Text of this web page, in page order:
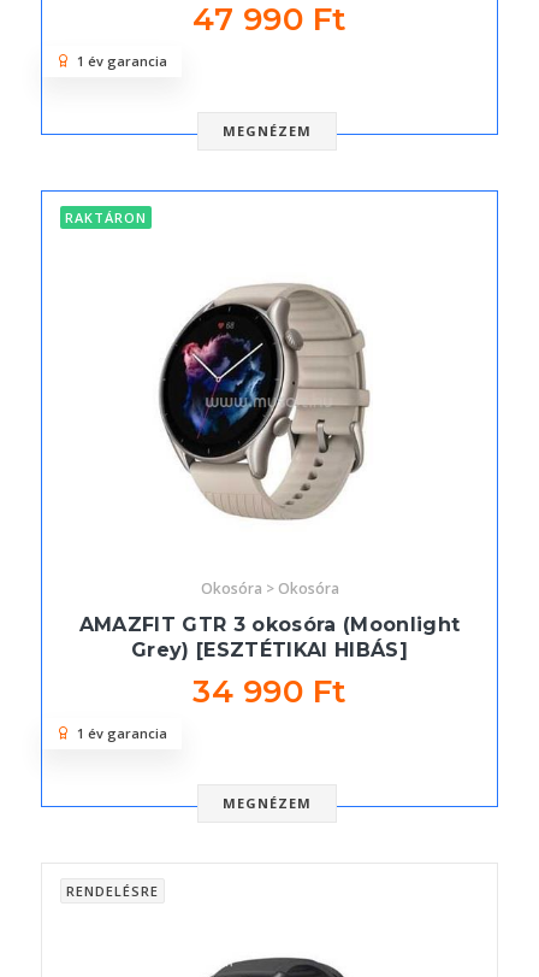
47 990 Ft
MEGNÉZEM
1 év garancia
RAKTÁRON
Okosóra > Okosóra
AMAZFIT GTR 3 okosóra (Moonlight
Grey) [ESZTÉTIKAI HIBÁS]
34 990 Ft
MEGNÉZEM
1 év garancia
RENDELÉSRE